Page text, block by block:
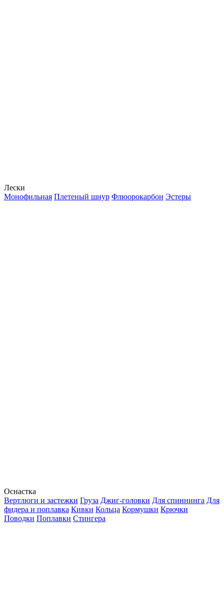
Лески
Монофильная Плетеный шнур Флюорокарбон Эстеры
Оснастка
Вертлюги и застежки Груза Джиг-головки Для спиннинга Для
фидера и поплавка Кивки Кольца Кормушки Крючки
Поводки Поплавки Стингера